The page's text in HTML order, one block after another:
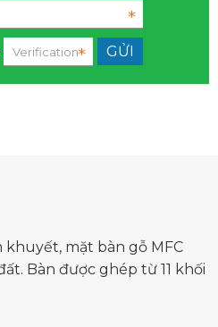
mặt bàn gỗ MFC
Bàn được ghép từ 11 khối